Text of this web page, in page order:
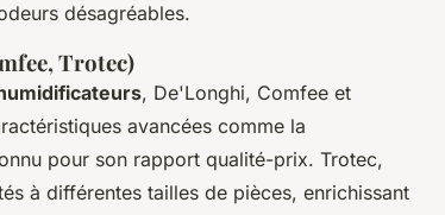
désagréables.
Trotec)
, De'Longhi, Comfee et
avancées comme la
pour son rapport qualité-prix. Trotec,
à différentes tailles de pièces, enrichissant